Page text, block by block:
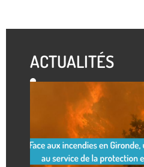
ACTUALITÉS